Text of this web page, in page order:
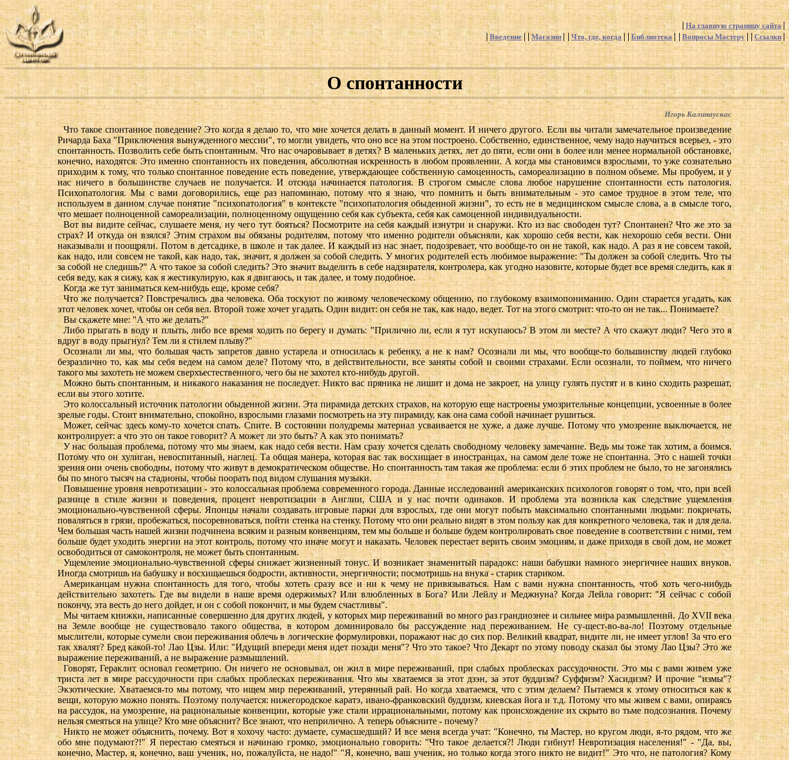
На главную страницу сайта
Введение
Магазин Что, где, когда Библиотека Вопросы Мастеру Ссылки
О спонтанности
Игорь Калинаускас
Что такое спонтанное поведение? Это когда я делаю то, что мне хочется делать в данный момент. И ничего другого. Если вы читали замечательное произведение
Ричарда Баха "Приключения вынужденного мессии", то могли увидеть, что оно все на этом построено. Собственно, единственное, чему надо научиться всерьез, - это
спонтанность. Позволить себе быть спонтанным. Что нас очаровывает в детях? В маленьких детях, лет до пяти, если они в более или менее нормальной обстановке,
конечно, находятся. Это именно спонтанность их поведения, абсолютная искренность в любом проявлении. А когда мы становимся взрослыми, то уже сознательно
приходим к тому, что только спонтанное поведение есть поведение, утверждающее собственную самоценность, самореализацию в полном объеме. Мы пробуем, и у
нас ничего в большинстве случаев не получается. И отсюда начинается патология. В строгом смысле слова любое нарушение спонтанности есть патология.
Психопатология. Мы с вами договорились, еще раз напоминаю, потому что я знаю, что помнить и быть внимательным - это самое трудное в этом теле, что
используем в данном случае понятие "психопатология" в контексте "психопатология обыденной жизни", то есть не в медицинском смысле слова, а в смысле того,
что мешает полноценной самореализации, полноценному ощущению себя как субъекта, себя как самоценной индивидуальности.
Вот вы видите сейчас, слушаете меня, ну чего тут бояться? Посмотрите на себя каждый изнутри и снаружи. Кто из вас свободен тут? Спонтанен? Что же это за
страх? И откуда он взялся? Этим страхом вы обязаны родителям, потому что именно родители объясняли, как хорошо себя вести, как нехорошо себя вести. Они
наказывали и поощряли. Потом в детсадике, в школе и так далее. И каждый из нас знает, подозревает, что вообще-то он не такой, как надо. А раз я не совсем такой,
как надо, или совсем не такой, как надо, так, значит, я должен за собой следить. У многих родителей есть любимое выражение: "Ты должен за собой следить. Что ты
за собой не следишь?" А что такое за собой следить? Это значит выделить в себе надзирателя, контролера, как угодно назовите, которые будет все время следить, как я
себя веду, как я сижу, как я жестикулирую, как я двигаюсь, и так далее, и тому подобное.
Когда же тут заниматься кем-нибудь еще, кроме себя?
Что же получается? Повстречались два человека. Оба тоскуют по живому человеческому общению, по глубокому взаимопониманию. Один старается угадать, как
этот человек хочет, чтобы он себя вел. Второй тоже хочет угадать. Один видит: он себя не так, как надо, ведет. Тот на этого смотрит: что-то он не так... Понимаете?
Вы скажете мне: "А что же делать?"
Либо прыгать в воду и плыть, либо все время ходить по берегу и думать: "Прилично ли, если я тут искупаюсь? В этом ли месте? А что скажут люди? Чего это я
вдруг в воду прыгнул? Тем ли я стилем плыву?"
Осознали ли мы, что большая часть запретов давно устарела и относилась к ребенку, а не к нам? Осознали ли мы, что вообще-то большинству людей глубоко
безразлично то, как мы себя ведем на самом деле? Потому что, в действительности, все заняты собой и своими страхами. Если осознали, то поймем, что ничего
такого мы захотеть не можем сверхъестественного, чего бы не захотел кто-нибудь другой.
Можно быть спонтанным, и никакого наказания не последует. Никто вас пряника не лишит и дома не закроет, на улицу гулять пустят и в кино сходить разрешат,
если вы этого хотите.
Это колоссальный источник патологии обыденной жизни. Эта пирамида детских страхов, на которую еще настроены умозрительные концепции, усвоенные в более
зрелые годы. Стоит внимательно, спокойно, взрослыми глазами посмотреть на эту пирамиду, как она сама собой начинает рушиться.
Может, сейчас здесь кому-то хочется спать. Спите. В состоянии полудремы материал усваивается не хуже, а даже лучше. Потому что умозрение выключается, не
контролирует: а что это он такое говорит? А может ли это быть? А как это понимать?
У нас большая проблема, потому что мы знаем, как надо себя вести. Нам сразу хочется сделать свободному человеку замечание. Ведь мы тоже так хотим, а боимся.
Потому что он хулиган, невоспитанный, наглец. Та общая манера, которая вас так восхищает в иностранцах, на самом деле тоже не спонтанна. Это с нашей точки
зрения они очень свободны, потому что живут в демократическом обществе. Но спонтанность там такая же проблема: если б этих проблем не было, то не загонялись
бы по много тысяч на стадионы, чтобы поорать под видом слушания музыки.
Повышение уровня невротизации - это колоссальная проблема современного города. Данные исследований американских психологов говорят о том, что, при всей
разнице в стиле жизни и поведения, процент невротизации в Англии, США и у нас почти одинаков. И проблема эта возникла как следствие ущемления
эмоционально-чувственной сферы. Японцы начали создавать игровые парки для взрослых, где они могут побыть максимально спонтанными людьми: покричать,
поваляться в грязи, пробежаться, посоревноваться, пойти стенка на стенку. Потому что они реально видят в этом пользу как для конкретного человека, так и для дела.
Чем большая часть нашей жизни подчинена всяким и разным конвенциям, тем мы больше и больше будем контролировать свое поведение в соответствии с ними, тем
больше будет уходить энергии на этот контроль, потому что иначе могут и наказать. Человек перестает верить своим эмоциям, и даже приходя в свой дом, не может
освободиться от самоконтроля, не может быть спонтанным.
Ущемление эмоционально-чувственной сферы снижает жизненный тонус. И возникает знаменитый парадокс: наши бабушки намного энергичнее наших внуков.
Иногда смотришь на бабушку и восхищаешься бодрости, активности, энергичности; посмотришь на внука - старик стариком.
Американцам нужна спонтанность для того, чтобы хотеть сразу все и ни к чему не привязываться. Нам с вами нужна спонтанность, чтоб хоть чего-нибудь
действительно захотеть. Где вы видели в наше время одержимых? Или влюбленных в Бога? Или Лейлу и Меджнуна? Когда Лейла говорит: "Я сейчас с собой
покончу, эта весть до него дойдет, и он с собой покончит, и мы будем счастливы".
Мы читаем книжки, написанные совершенно для других людей, у которых мир переживаний во много раз грандиознее и сильнее мира размышлений. До XVII века
на Земле вообще не существовало такого общества, в котором доминировало бы рассуждение над переживанием. Не су-щест-во-ва-ло! Поэтому отдельные
мыслители, которые сумели свои переживания облечь в логические формулировки, поражают нас до сих пор. Великий квадрат, видите ли, не имеет углов! За что его
так хвалят? Бред какой-то! Лао Цзы. Или: "Идущий впереди меня идет позади меня"? Что это такое? Что Декарт по этому поводу сказал бы этому Лао Цзы? Это же
выражение переживаний, а не выражение размышлений.
Говорят, Гераклит основал геометрию. Он ничего не основывал, он жил в мире переживаний, при слабых проблесках рассудочности. Это мы с вами живем уже
триста лет в мире рассудочности при слабых проблесках переживания. Что мы хватаемся за этот дзэн, за этот буддизм? Суффизм? Хасидизм? И прочие "измы"?
Экзотические. Хватаемся-то мы потому, что ищем мир переживаний, утерянный рай. Но когда хватаемся, что с этим делаем? Пытаемся к этому относиться как к
вещи, которую можно понять. Поэтому получается: нижегородское каратэ, ивано-франковский буддизм, киевская йога и т.д. Потому что мы живем с вами, опираясь
на рассудок, на умозрение, на рациональные конвенции, которые уже стали иррациональными, потому как происхождение их скрыто во тьме подсознания. Почему
нельзя смеяться на улице? Кто мне объяснит? Все знают, что неприлично. А теперь объясните - почему?
Никто не может объяснить, почему. Вот я хохочу часто: думаете, сумасшедший? И все меня всегда учат: "Конечно, ты Мастер, но кругом люди, я-то рядом, что же
обо мне подумают?!" Я перестаю смеяться и начинаю громко, эмоционально говорить: "Что такое делается?! Люди гибнут! Невротизация населения!" - "Да, вы,
конечно, Мастер, я, конечно, ваш ученик, но, пожалуйста, не надо!" "Я, конечно, ваш ученик, но только когда этого никто не видит!" Это что, не патология? Кому